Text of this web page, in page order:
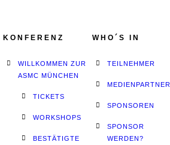
KONFERENZ
WILLKOMMEN ZUR
ASMC MÜNCHEN
TICKETS
WORKSHOPS
BESTÄTIGTE
WHO´S IN
TEILNEHMER
MEDIENPARTNER
SPONSOREN
SPONSOR
WERDEN?